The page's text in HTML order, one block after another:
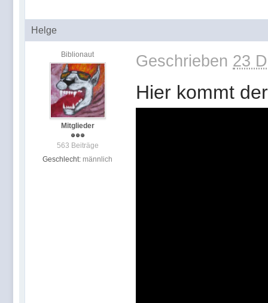
Helge
Biblionaut
Mitglieder
563 Beiträge
Geschlecht: männlich
Geschrieben 23
Hier kommt